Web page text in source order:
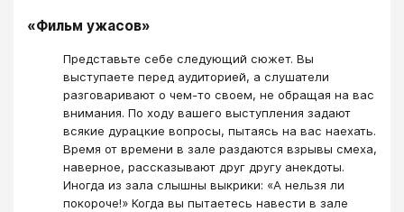
«Фильм ужасов»
Представьте себе следующий сюжет. Вы
выступаете перед аудиторией, а слушатели
разговаривают о чем-то своем, не обращая на вас
внимания. По ходу вашего выступления задают
всякие дурацкие вопросы, пытаясь на вас наехать.
Время от времени в зале раздаются взрывы смеха,
наверное, рассказывают друг другу анекдоты.
Иногда из зала слышны выкрики: «А нельзя ли
покороче!» Когда вы пытаетесь навести в зале